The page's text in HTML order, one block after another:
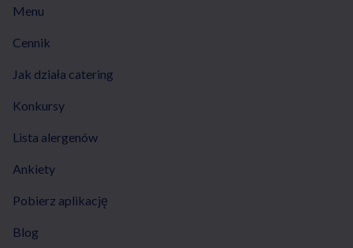
Menu
Cennik
Jak działa catering
Konkursy
Lista alergenów
Ankiety
Pobierz aplikację
Blog